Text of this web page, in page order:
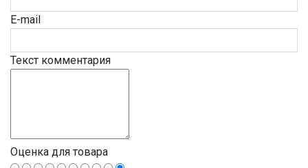
E-mail
Текст комментария
Оценка для товара